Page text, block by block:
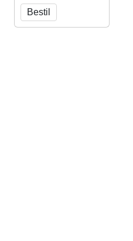
Bestil